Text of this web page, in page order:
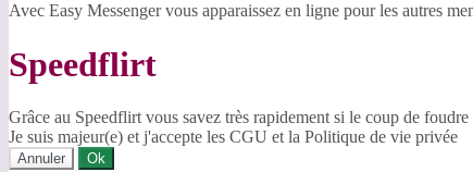
Avec Easy Messenger vous apparaissez en ligne pour les autres
Speedflirt
Grâce au Speedflirt vous savez très rapidement si le coup de foudre
Je suis majeur(e) et j'accepte les CGU et la Politique de vie privée
Annuler Ok